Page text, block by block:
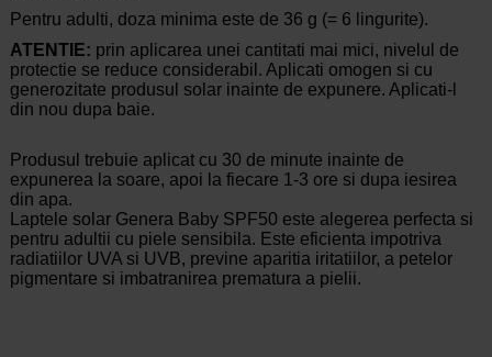
Pentru adulti, doza minima este de 36 g (= 6 lingurite).
ATENTIE: prin aplicarea unei cantitati mai mici, nivelul de
protectie se reduce considerabil. Aplicati omogen si cu
generozitate produsul solar inainte de expunere. Aplicati-l
din nou dupa baie.
Produsul trebuie aplicat cu 30 de minute inainte de
expunerea la soare, apoi la fiecare 1-3 ore si dupa iesirea
din apa.
Laptele solar Genera Baby SPF50 este alegerea perfecta si
pentru adultii cu piele sensibila. Este eficienta impotriva
radiatiilor UVA si UVB, previne aparitia iritatiilor, a petelor
pigmentare si imbatranirea prematura a pielii.